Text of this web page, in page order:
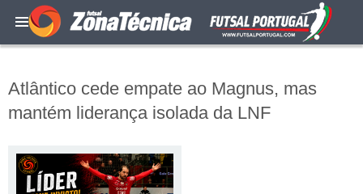
Atlântico cede empate ao Magnus, mas
mantém liderança isolada da LNF